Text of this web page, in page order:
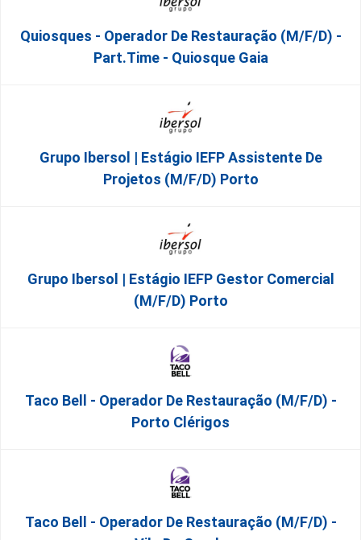
Quiosques - Operador De Restauração (m/f/d) -
Part.time - Quiosque Gaia
Grupo Ibersol | Estágio IEFP Assistente De
Projetos (m/f/d) Porto
Grupo Ibersol | Estágio IEFP Gestor Comercial
(m/f/d) Porto
Taco Bell - Operador De Restauração (m/f/d) -
Porto Clérigos
Taco Bell - Operador De Restauração (m/f/d) -